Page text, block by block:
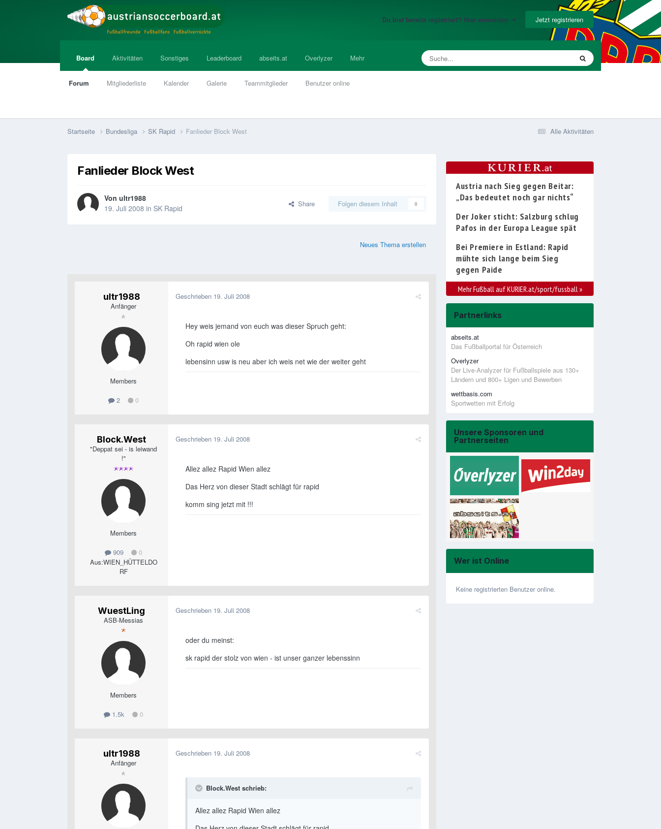
Du bist bereits registriert? Hier anmelden Jetzt registrieren
Board
Forum Mitgliederliste Kalender Galerie Teammitglieder Benutzer online
Aktivitäten Sonstiges Leaderboard abseits.at Overlyzer Mehr
Alle Aktivitäten
Startseite Bundesliga SK Rapid Fanlieder Block West
Fanlieder Block West
Von ultr1988
19. Juli 2008 in SK Rapid Share Folgen diesem Inhalt 0
Neues Thema erstellen
ultr1988
Anfänger
Members
2 0
Geschrieben 19. Juli 2008
Hey weis jemand von euch was dieser Spruch geht:
Oh rapid wien ole
lebensinn usw is neu aber ich weis net wie der weiter geht
Block.West
"Deppat sei - is leiwand
!"
Members
909
0
Aus:WIEN_HÜTTELDO
RF
Geschrieben 19. Juli 2008
Allez allez Rapid Wien allez
Das Herz von dieser Stadt schlägt für rapid
komm sing jetzt mit !!!
WuestLing
ASB-Messias
Members
1.5k 0
Geschrieben 19. Juli 2008
oder du meinst:
sk rapid der stolz von wien - ist unser ganzer lebenssinn
ultr1988
Anfänger
Geschrieben 19. Juli 2008
Block.West schrieb:
Allez allez Rapid Wien allez
Austria nach Sieg gegen Beitar:
„Das bedeutet noch gar nichts“
Der Joker sticht: Salzburg schlug
Pafos in der Europa League spät
Bei Premiere in Estland: Rapid
mühte sich lange beim Sieg
gegen Paide
Mehr Fußball auf KURIER.at/sport/fussball »
Partnerlinks
abseits.at
Das Fußballportal für Österreich
Overlyzer
Der Live-Analyzer für Fußballspiele aus 130+
Ländern und 800+ Ligen und Bewerben
wettbasis.com
Sportwetten mit Erfolg
Unsere Sponsoren und
Partnerseiten
Wer ist Online
Keine registrierten Benutzer online.